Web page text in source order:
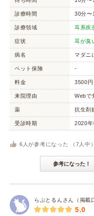
診療時間 30分〜
診療領域 耳系疾
症状 耳が臭
病名 マダニ
ペット保険 -
料金 3500円
来院理由 Webで
薬 抗生剤
受診時期 2020年
6 人が参考になった （ 7 人中）
参考になった！
らぷとるんさん（掲載
5.0